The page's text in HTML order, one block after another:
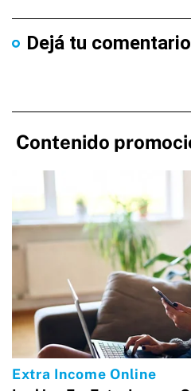
Dejá tu comentario